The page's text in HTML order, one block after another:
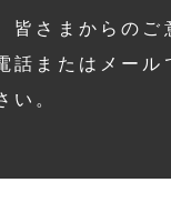
皆さまからのご
話またはメール
い。